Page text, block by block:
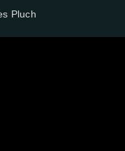
Pluch